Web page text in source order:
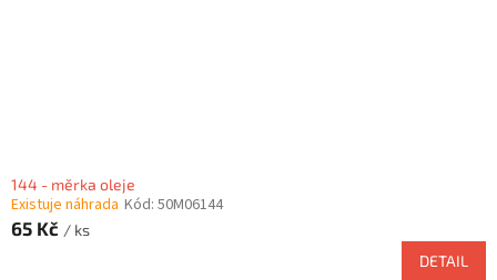
144 - měrka oleje
Existuje náhrada Kód: 50M06144
65 Kč / ks
DETAIL